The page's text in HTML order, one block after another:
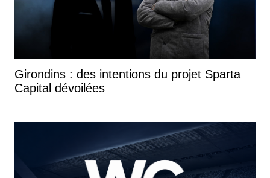
Girondins : des intentions du projet Sparta
Capital dévoilées